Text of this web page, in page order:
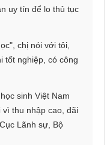
uy tín để lo thủ tục
chị nói với tôi,
tốt nghiệp, có công
sinh Việt Nam
thu nhập cao, đãi
Lãnh sự, Bộ